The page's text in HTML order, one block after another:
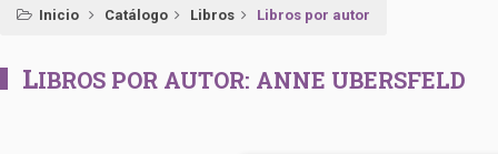
Inicio Catálogo Libros Libros por autor
LIBROS POR AUTOR: ANNE UBERSFELD